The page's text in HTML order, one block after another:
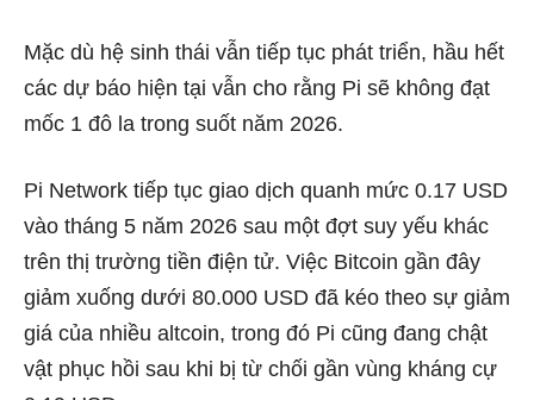
Mặc dù hệ sinh thái vẫn tiếp tục phát triển, hầu hết
các dự báo hiện tại vẫn cho rằng Pi sẽ không đạt
mốc 1 đô la trong suốt năm 2026.
Pi Network tiếp tục giao dịch quanh mức 0.17 USD
vào tháng 5 năm 2026 sau một đợt suy yếu khác
trên thị trường tiền điện tử. Việc Bitcoin gần đây
giảm xuống dưới 80.000 USD đã kéo theo sự giảm
giá của nhiều altcoin, trong đó Pi cũng đang chật
vật phục hồi sau khi bị từ chối gần vùng kháng cự